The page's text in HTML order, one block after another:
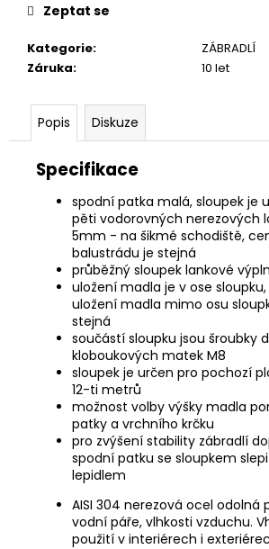
Kategorie:
ZÁBRADLÍ
Záruka: 10 let
Zeptat se
Popis Diskuze
Specifikace
spodní patka malá, sloupek je
pěti vodorovných nerezových
5mm - na šikmé schodiště,
balustrádu je stejná
průběžný sloupek lankové
uložení madla je v ose
uložení madla mimo osu
stejná
součástí sloupku jsou šroubky
kloboukových matek M8
sloupek je určen pro pochozí
12-ti metrů
možnost volby výšky madla
patky a vrchního krčku
pro zvýšení stability zábradlí
spodní patku se sloupkem
lepidlem
AISI 304 nerezová ocel odolná
vodní páře, vlhkosti vzduchu.
použití v interiérech i